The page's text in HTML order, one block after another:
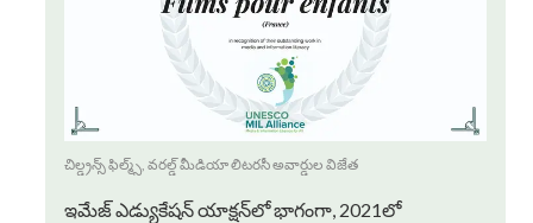
చిల్డ్రన్స్ ఫిల్మ్స్, వరల్డ్ మీడియా లిటరసీ అవార్డుల విజేత
ఇమేజ్ ఎడ్యుకేషన్ యాక్షన్‌లో భాగంగా, 2021లో